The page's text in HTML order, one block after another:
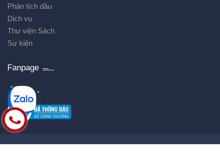
Phân tích dầu
Dịch vụ
Thư viện Sách
Sự kiện
Fanpage